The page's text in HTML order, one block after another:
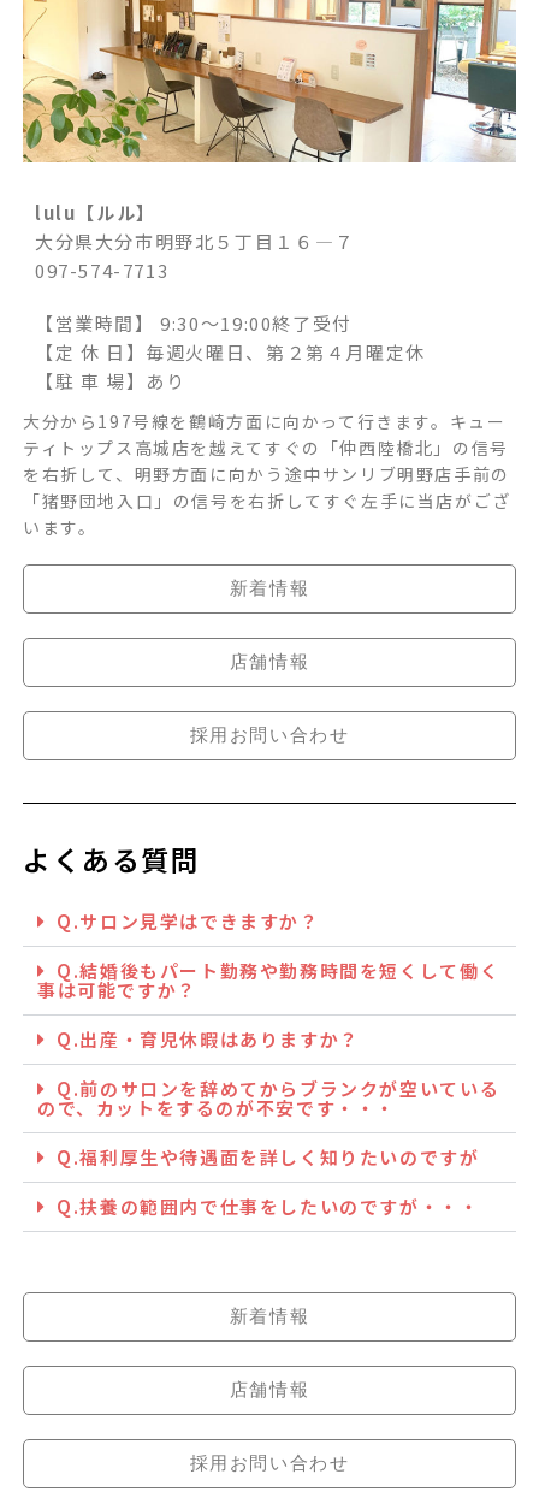
lulu【ルル】
大分県大分市明野北５丁目１６―７
097-574-7713
【営業時間】 9:30～19:00終了受付
【定 休 日】毎週火曜日、第２第４月曜定休
【駐 車 場】 あり
大分から197号線を鶴崎方面に向かって行きます。キュー
ティトップス高城店を越えてすぐの「仲西陸橋北」の信号
を右折して、明野方面に向かう途中サンリブ明野店手前の
「猪野団地入口」の信号を右折してすぐ左手に当店がござ
います。
新着情報
店舗情報
採用お問い合わせ
よくある質問
Q.サロン見学はできますか？
Q.結婚後もパート勤務や勤務時間を短くして働く
事は可能ですか？
Q.出産・育児休暇はありますか？
Q.前のサロンを辞めてからブランクが空いている
ので、カットをするのが不安です・・・
Q.福利厚生や待遇面を詳しく知りたいのですが
Q.扶養の範囲内で仕事をしたいのですが・・・
新着情報
店舗情報
採用お問い合わせ